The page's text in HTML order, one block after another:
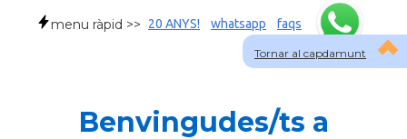
Tornar al capdamunt
menu ràpid >> 20 ANYS! whatsapp faqs
Benvingudes/ts a